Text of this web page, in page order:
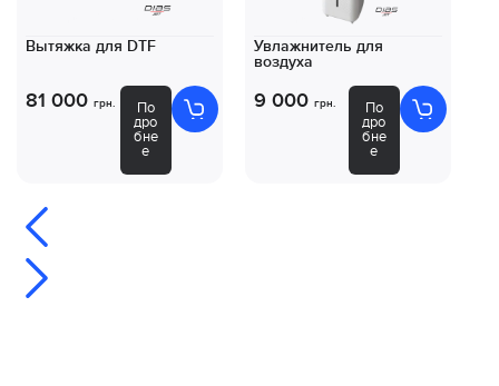
Вытяжка для DTF
81 000 грн.
По
дро
бне
е
Увлажнитель для
воздуха
9 000 грн.
По
дро
бне
е